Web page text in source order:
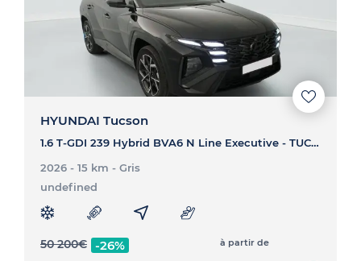
HYUNDAI Tucson
1.6 T-GDI 239 Hybrid BVA6 N Line Executive - TUCSON 1.6 T-GDI 239 Hybrid BVA6 N Line Executive
2026 - 15 km - Gris
undefined
50 200€ -26% à partir de